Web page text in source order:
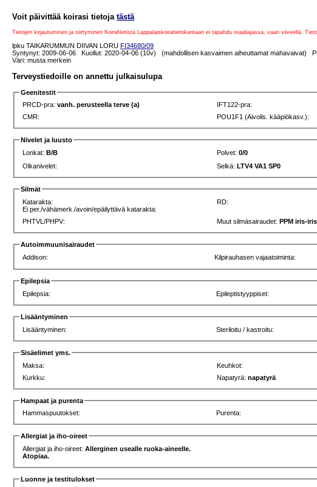
Voit päivittää koirasi tietoja tästä
Tietojen kirjautuminen ja siirtyminen KoiraNetistä Lappalaiskoiratietokantaan ei tapahdu reaaliajassa, vaan viiveellä.
lpku TAIKARUMMUN DIIVAN LORU FI34680/09
Syntynyt: 2009-06-06 Kuollut: 2020-04-06 (10v) (mahdollisen kasvaimen aiheuttamat mahavaivat)
Väri: musta merkein
Terveystiedoille on annettu julkaisulupa
Geenitestit
PRCD-pra:vanh. perusteella terve (a) IFT122-pra:
CMR:
POU1F1 (Aivolis. kääpiökasv.):
Nivelet ja luusto
Lonkat:B/B Polvet:0/0
Olkanivelet:
Selkä:LTV4 VA1 SP0
Silmät
Katarakta:
Ei per./vähämerk./avoin/epäilyttävä katarakta:
RD:
PHTVL/PHPV: Muut silmäsairaudet:PPM iris-
Autoimmuunisairaudet
Addison:
Kilpirauhasen vajaatoiminta:
Epilepsia
Epilepsia:
Epileptistyyppiset:
Lisääntyminen
Lisääntyminen:
Steriloitu / kastroitu:
Sisäelimet yms.
Maksa:
Keuhkot:
Kurkku:
Napatyrä:napatyrä
Hampaat ja purenta
Hammaspuutokset:
Purenta:
Allergiat ja iho-oireet
Allergiat ja iho-oireet:Allerginen usealle ruoka-aineelle.
Atopiaa.
Luonne ja testitulokset